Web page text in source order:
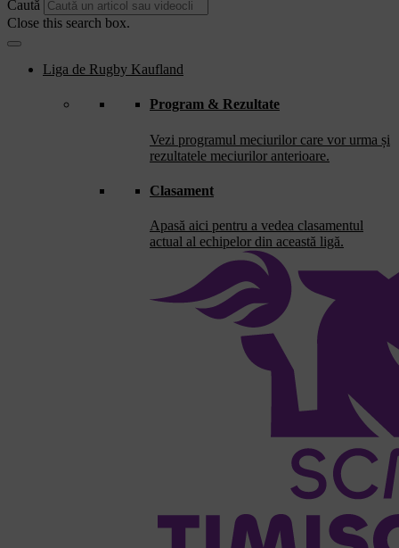
Caută
Close this search box.
Liga de Rugby Kaufland
Program & Rezultate
Vezi programul meciurilor care vor urma și
rezultatele meciurilor anterioare.
Clasament
Apasă aici pentru a vedea clasamentul
actual al echipelor din această ligă.